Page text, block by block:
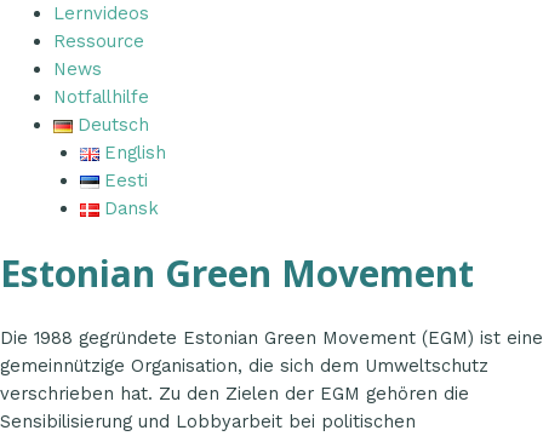
Lernvideos
Ressource
News
Notfallhilfe
Deutsch
English
Eesti
Dansk
Estonian Green Movement
Die 1988 gegründete Estonian Green Movement (EGM) ist eine
gemeinnützige Organisation, die sich dem Umweltschutz
verschrieben hat. Zu den Zielen der EGM gehören die
Sensibilisierung und Lobbyarbeit bei politischen